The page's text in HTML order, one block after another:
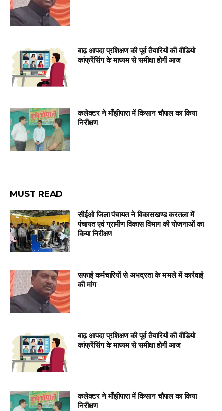
बाढ़ आपदा प्रशिक्षण की पूर्व तैयारियों की वीडियो
कांफ्रेंसिंग के माध्यम से समीक्षा होगी आज
कलेक्टर ने माँझीपारा में किसान चौपाल का किया
निरीक्षण
MUST READ
सीईओ जिला पंचायत ने विकासखण्ड करतला में
पंचायत एवं ग्रामीण विकास विभाग की योजनाओं का
किया निरीक्षण
सफाई कर्मचारियों से अभद्रता के मामले में कार्रवाई
की मांग
बाढ़ आपदा प्रशिक्षण की पूर्व तैयारियों की वीडियो
कांफ्रेंसिंग के माध्यम से समीक्षा होगी आज
कलेक्टर ने माँझीपारा में किसान चौपाल का किया
निरीक्षण